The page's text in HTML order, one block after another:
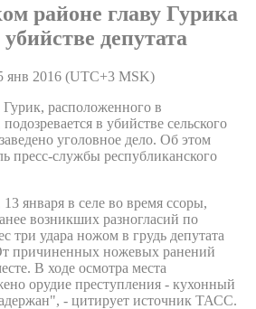
районе главу Гурика
депутата
янв 2016 (UTC+3 MSK)
Гурик, расположенного в
в убийстве сельского
уголовное дело. Об этом
пресс-службы республиканского
января в селе во время ссоры,
возникших разногласий по
три удара ножом в грудь депутата
причиненных ножевых ранений
В ходе осмотра места
орудие преступления - кухонный
- цитирует источник ТАСС.